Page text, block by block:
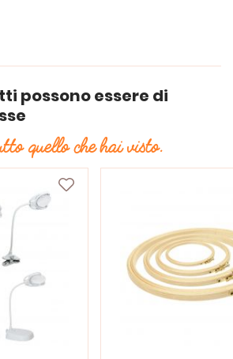
possono essere di
quello che hai visto.